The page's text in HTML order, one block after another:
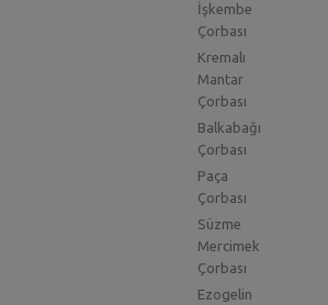
İşkembe
Çorbası
Kremalı
Mantar
Çorbası
Balkabağı
Çorbası
Paça
Çorbası
Süzme
Mercimek
Çorbası
Ezogelin